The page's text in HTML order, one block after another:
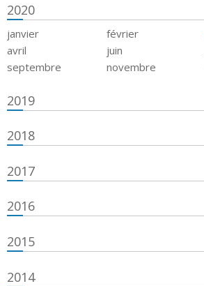
2020
janvier février
avril
juin
septembre
novembre
2019
2018
2017
2016
2015
2014